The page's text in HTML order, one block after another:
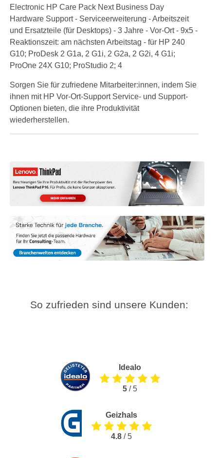
Electronic HP Care Pack Next Business Day
Hardware Support - Serviceerweiterung - Arbeitszeit
und Ersatzteile (für Desktops) - 3 Jahre - Vor-Ort - 9x5 -
Reaktionszeit: am nächsten Arbeitstag - für HP 240
G10; ProDesk 2 G1a, 2 G1i, 2 G2a, 2 G2i, 4 G1i;
ProOne 24X G10; ProStudio 2; 4
Sorgen Sie für zufriedene Mitarbeiter:innen, indem Sie
ihnen mit HP Vor-Ort-Support Service- und Support-
Optionen bieten, die ihre Produktivität
wiederherstellen.
So zufrieden sind unsere Kunden:
Idealo
5/ 5
Geizhals
4.8 / 5